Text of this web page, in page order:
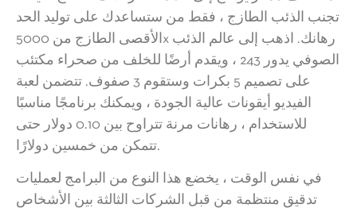
تجنب الذئب الطازج ، فقط من ستساعدك على توليد الحد
الأقصى الطازج من 5000x رهانك. اذهب إلى عالم الذئب
الصوفي يدور 243 ، ويقدم أرضًا للخلف من صحراء مكتئب
على تصميم 5 بكرات وستقوم 3 صفوف. تتضمن لعبة
الفيديو أيقونات عالية الجودة ، ويمكنك برنامجًا مناسبًا
للاستخدام ، رهانات مرنة تتراوح بين 0.10 دولار حتى
تتمكن من خمسين دولارًا.
في نفس الوقت ، يخضع هذا النوع من البرامج لعمليات
تدقيق منتظمة من قبل الشركات الثالثة بين الأشخاص